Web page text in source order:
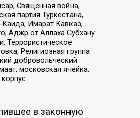
Священная война,
партия Туркестана,
Имарат Кавказ,
Аджр от Аллаха Субхану
Террористическое
Религиозная группа
добровольческий
московская ячейка,
в законную